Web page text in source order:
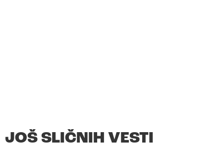
JOŠ SLIČNIH VESTI